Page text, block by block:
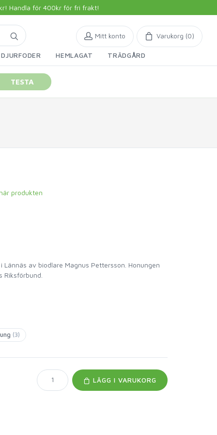
Handla för 400kr för fri frakt!
DJURFODER HEMLAGAT TRÄDGÅRD
Mitt konto Varukorg (0)
TESTA
produkten
Lännäs av biodlare Magnus Pettersson. Honungen
Riksförbund.
(3)
LÄGG I VARUKORG